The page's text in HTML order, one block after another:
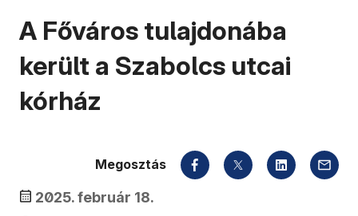
A Főváros tulajdonába
került a Szabolcs utcai
kórház
2025. február 18.
Megosztás